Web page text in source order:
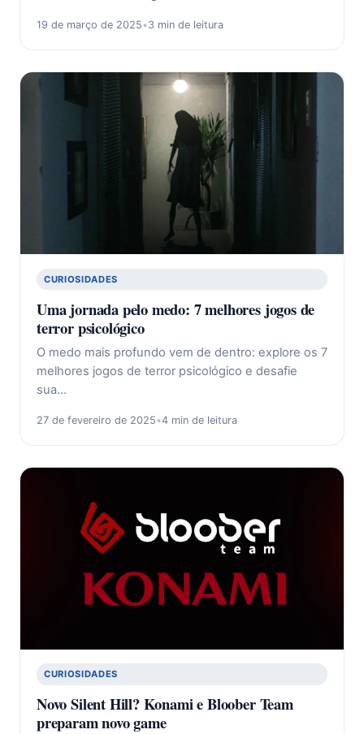
19 de março de 2025•3 min de leitura
CURIOSIDADES
Uma jornada pelo medo: 7 melhores jogos de
terror psicológico
O medo mais profundo vem de dentro: explore os 7
melhores jogos de terror psicológico e desafie
sua…
27 de fevereiro de 2025•4 min de leitura
CURIOSIDADES
Novo Silent Hill? Konami e Bloober Team
preparam novo game